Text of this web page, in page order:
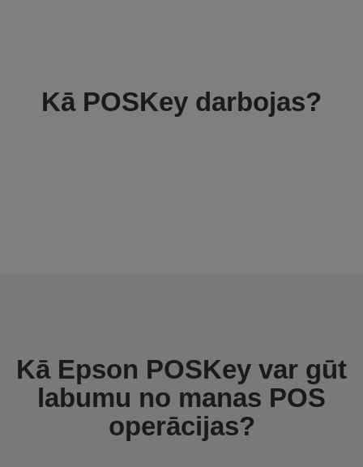
Kā POSKey darbojas?
Kā Epson POSKey var gūt
labumu no manas POS
operācijas?